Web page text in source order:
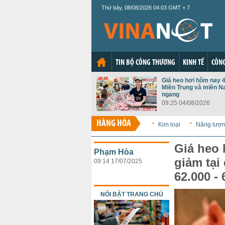
Thứ bảy, 08/08/2026 04:03 GMT + 7
TIN BỘ CÔNG THƯƠNG KINH TẾ
Giá heo hơi hôm nay
Miền Trung và miền
ngang
09:25 04/08/2026
HÀNG HÓA Kim loại Năng
Giá heo
giảm tại
62.000 -
Phạm Hòa
09:14 17/07/2025
NỔI BẬT TRANG CHỦ